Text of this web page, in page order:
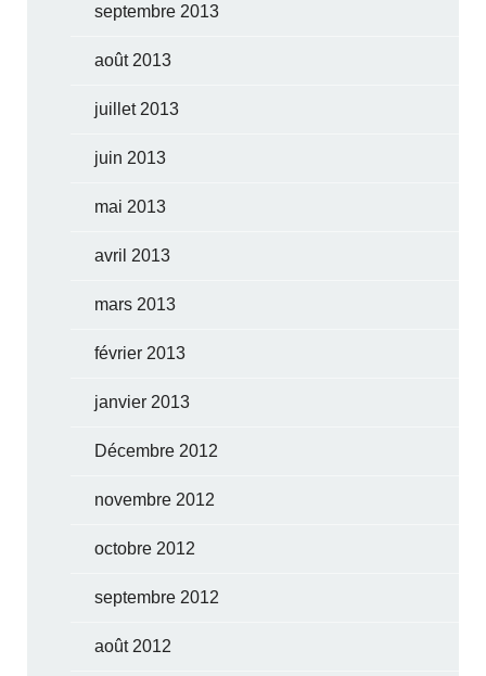
septembre 2013
août 2013
juillet 2013
juin 2013
mai 2013
avril 2013
mars 2013
février 2013
janvier 2013
Décembre 2012
novembre 2012
octobre 2012
septembre 2012
août 2012